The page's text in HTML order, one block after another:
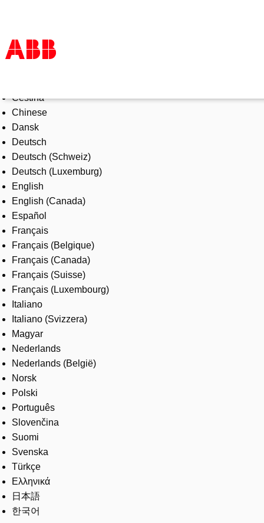
Products & Solutions
Industries
Services
About us
Where to buy
Contact us
Careers
Čeština
Chinese
Dansk
Deutsch
Deutsch (Schweiz)
Deutsch (Luxemburg)
English
English (Canada)
Español
Français
Français (Belgique)
Français (Canada)
Français (Suisse)
Français (Luxembourg)
Italiano
Italiano (Svizzera)
Magyar
Nederlands
Nederlands (België)
Norsk
Polski
Português
Slovenčina
Suomi
Svenska
Türkçe
Ελληνικά
日本語
한국어